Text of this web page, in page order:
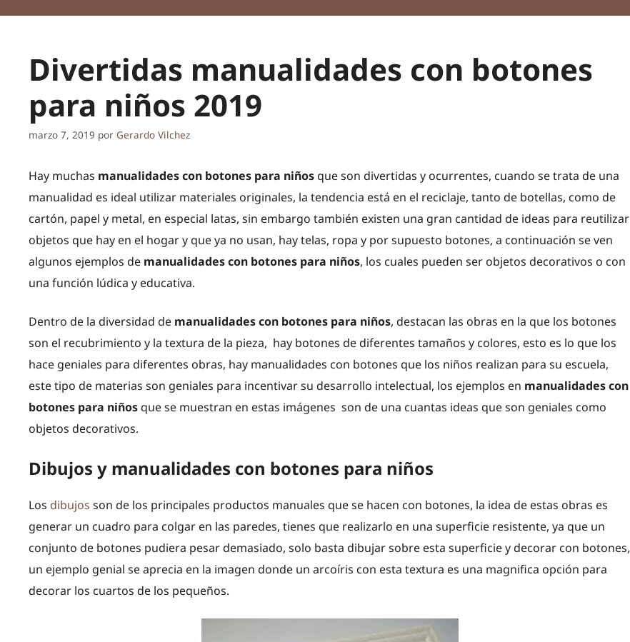
Divertidas manualidades con botones
para niños 2019
marzo 7, 2019 por Gerardo Vilchez
Hay muchas manualidades con botones para niños que son divertidas y ocurrentes, cuando se trata de una
manualidad es ideal utilizar materiales originales, la tendencia está en el reciclaje, tanto de botellas, como de
cartón, papel y metal, en especial latas, sin embargo también existen una gran cantidad de ideas para reutilizar
objetos que hay en el hogar y que ya no usan, hay telas, ropa y por supuesto botones, a continuación se ven
algunos ejemplos de manualidades con botones para niños, los cuales pueden ser objetos decorativos o con
una función lúdica y educativa.
Dentro de la diversidad de manualidades con botones para niños, destacan las obras en la que los botones
son el recubrimiento y la textura de la pieza, hay botones de diferentes tamaños y colores, esto es lo que los
hace geniales para diferentes obras, hay manualidades con botones que los niños realizan para su escuela,
este tipo de materias son geniales para incentivar su desarrollo intelectual, los ejemplos en manualidades con
botones para niños que se muestran en estas imágenes son de una cuantas ideas que son geniales como
objetos decorativos.
Dibujos y manualidades con botones para niños
Los dibujos son de los principales productos manuales que se hacen con botones, la idea de estas obras es
generar un cuadro para colgar en las paredes, tienes que realizarlo en una superficie resistente, ya que un
conjunto de botones pudiera pesar demasiado, solo basta dibujar sobre esta superficie y decorar con botones,
un ejemplo genial se aprecia en la imagen donde un arcoíris con esta textura es una magnifica opción para
decorar los cuartos de los pequeños.